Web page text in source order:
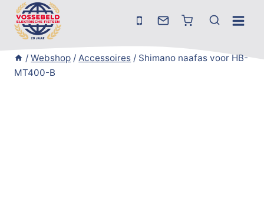
Doorgaan
naar
inhoud
/ Webshop / Accessoires / Shimano naafas voor HB-
MT400-B